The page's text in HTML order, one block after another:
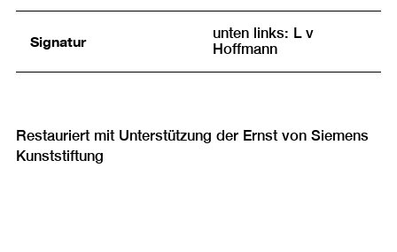
Signatur
unten links: L v
Hoffmann
Restauriert mit Unterstützung der Ernst von Siemens
Kunststiftung